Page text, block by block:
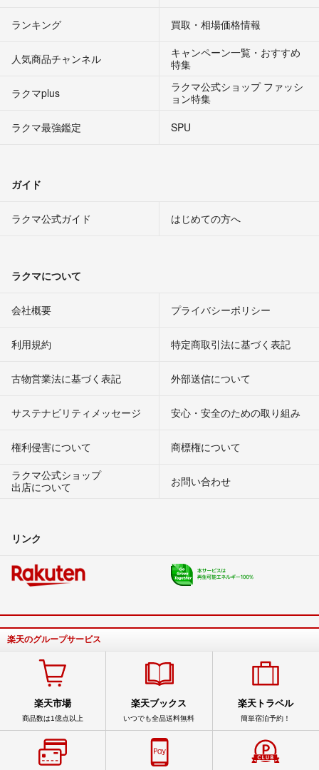
ランキング 買取・相場価格情報
人気商品チャンネル
キャンペーン一覧・おすすめ
特集
ラクマplus
ラクマ公式ショップ ファッシ
ョン特集
ラクマ最強鑑定
SPU
ガイド
ラクマ公式ガイド はじめての方へ
ラクマについて
会社概要 プライバシーポリシー
利用規約 特定商取引法に基づく表記
古物営業法に基づく表記 外部送信について
サステナビリティメッセージ 安心・安全のための取り組み
権利侵害について
商標権について
ラクマ公式ショップ
出店について
お問い合わせ
リンク
楽天のグループサービス
楽天市場
商品数は1億点以上
楽天ブックス
いつでも全品送料無料
楽天トラベル
簡単宿泊予約！